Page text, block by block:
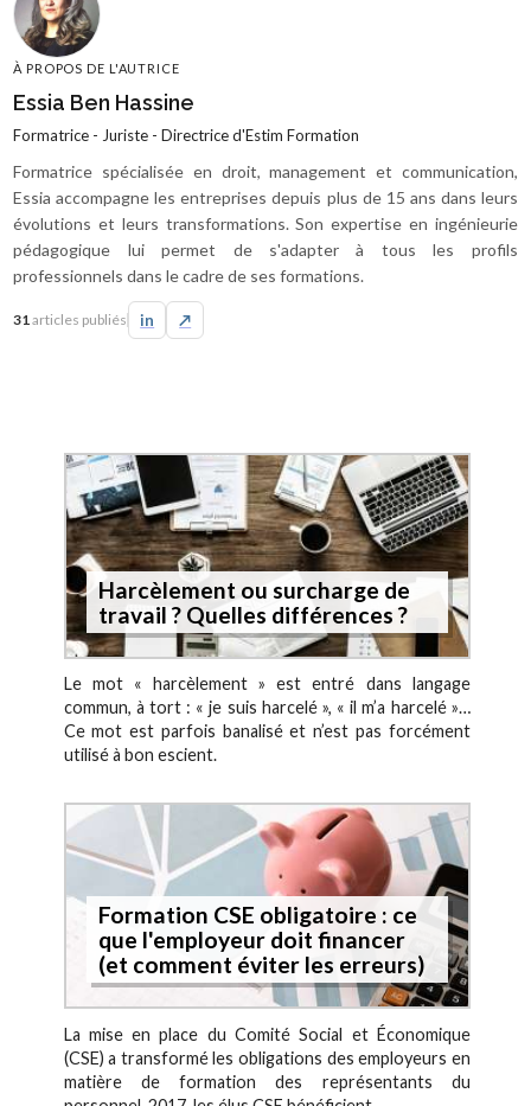
À PROPOS DE L'AUTRICE
Essia Ben Hassine
Formatrice - Juriste - Directrice d'Estim Formation
Formatrice spécialisée en droit, management et communication,
Essia accompagne les entreprises depuis plus de 15 ans dans leurs
évolutions et leurs transformations. Son expertise en ingénieurie
pédagogique lui permet de s'adapter à tous les profils
professionnels dans le cadre de ses formations.
31 articles publiés in ↗
Harcèlement ou surcharge de
travail ? Quelles différences ?
Le mot « harcèlement » est entré dans langage
commun, à tort : « je suis harcelé », « il m’a harcelé »…
Ce mot est parfois banalisé et n’est pas forcément
utilisé à bon escient.
Formation CSE obligatoire : ce
que l'employeur doit financer
(et comment éviter les erreurs)
La mise en place du Comité Social et Économique
(CSE) a transformé les obligations des employeurs en
matière de formation des représentants du